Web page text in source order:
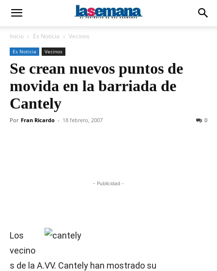
Inicio Es Noticia Vecinos
Es Noticia Vecinos
Se crean nuevos puntos de
movida en la barriada de
Cantely
Por Fran Ricardo - 18 febrero, 2007 0
- Publicidad -
Los
vecino
s de la A.VV. Cantely han mostrado su